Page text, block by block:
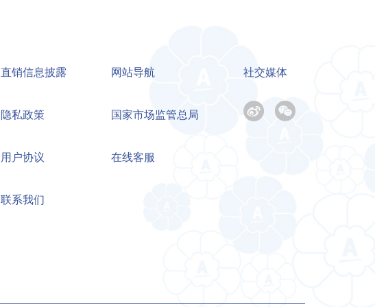
直销信息披露
隐私政策
用户协议
联系我们
网站导航
国家市场监管总局
在线客服
社交媒体